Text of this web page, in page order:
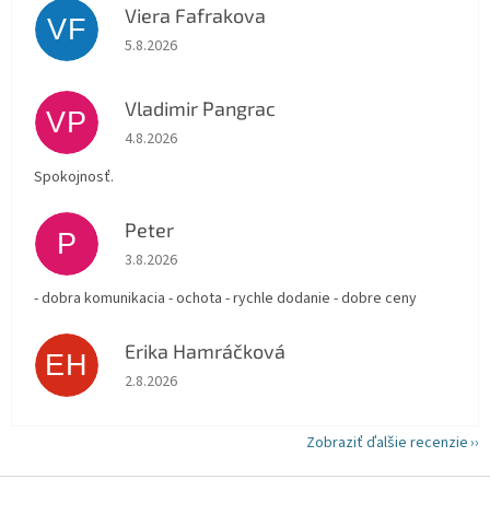
VF Viera Fafrakova
Hodnotenie obchodu je 5 z 5 hviezdičiek.
5.8.2026
VP Vladimir Pangrac
Hodnotenie obchodu je 5 z 5 hviezdičiek.
4.8.2026
Spokojnosť.
P Peter
Hodnotenie obchodu je 5 z 5 hviezdičiek.
3.8.2026
- dobra komunikacia - ochota - rychle dodanie - dobre ceny
EH Erika Hamráčková
Hodnotenie obchodu je 5 z 5 hviezdičiek.
2.8.2026
Zobraziť ďalšie recenzie